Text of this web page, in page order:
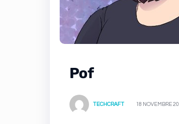
Pof
TECHCRAFT 18 NOVEMBRE